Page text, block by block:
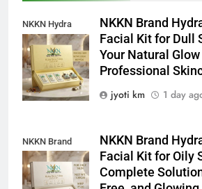
NKKN Hydra
Shine Facial Kit
For Dull Skin
NKKN Brand
Facial Kit for Dull
Your Natural
Professional
jyoti km
1 day
NKKN Brand
Shine Facial Kit
For Oily Skin
NKKN Brand
Facial Kit for Oily
Complete